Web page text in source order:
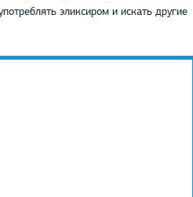
эликсиром и искать другие